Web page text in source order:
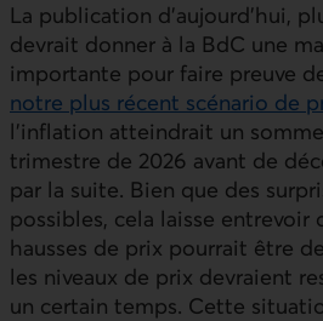
La publication d’aujourd’hui,
devrait donner à la BdC une
importante pour faire preuve
notre plus récent scénario de
Lien externe au site.
l’inflation atteindrait un
trimestre de 2026 avant de
par la suite. Bien que des
possibles, cela laisse entrevoir
hausses de prix pourrait être
les niveaux de prix devraient
un certain temps. Cette